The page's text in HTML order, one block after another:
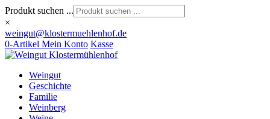
Produkt suchen ...
×
weingut@klostermuehlenhof.de
0-Artikel Mein Konto Kasse
Weingut
Geschichte
Familie
Weinberg